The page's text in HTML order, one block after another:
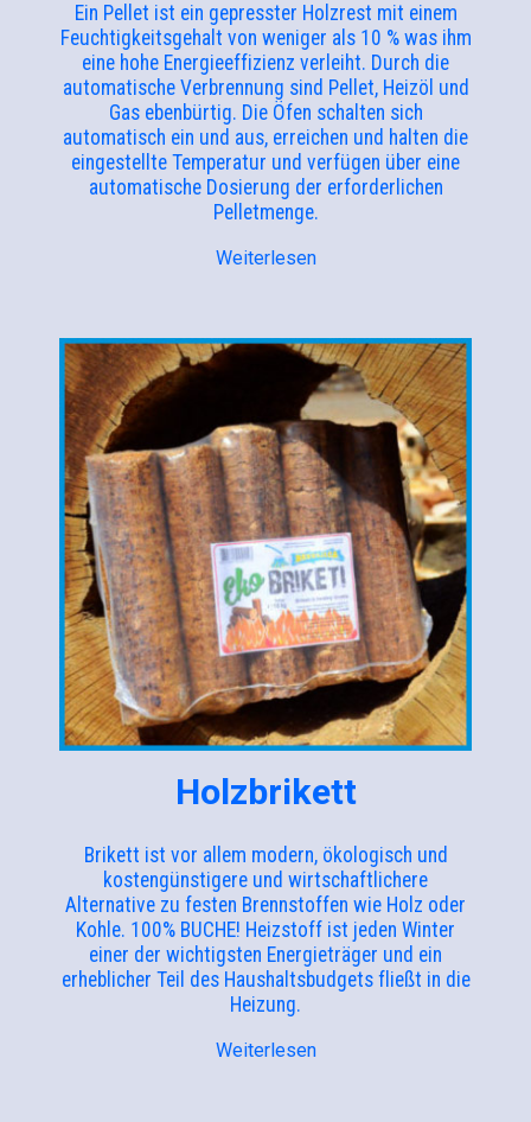
Ein Pellet ist ein gepresster Holzrest mit einem
Feuchtigkeitsgehalt von weniger als 10 % was ihm
eine hohe Energieeffizienz verleiht. Durch die
automatische Verbrennung sind Pellet, Heizöl und
Gas ebenbürtig. Die Öfen schalten sich
automatisch ein und aus, erreichen und halten die
eingestellte Temperatur und verfügen über eine
automatische Dosierung der erforderlichen
Pelletmenge.
Weiterlesen
Holzbrikett
Brikett ist vor allem modern, ökologisch und
kostengünstigere und wirtschaftlichere
Alternative zu festen Brennstoffen wie Holz oder
Kohle. 100% BUCHE! Heizstoff ist jeden Winter
einer der wichtigsten Energieträger und ein
erheblicher Teil des Haushaltsbudgets fließt in die
Heizung.
Weiterlesen